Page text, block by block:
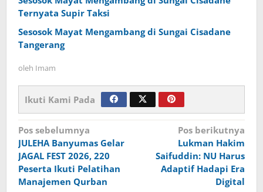
Ternyata Supir Taksi
Sesosok Mayat Mengambang di Sungai Cisadane
Tangerang
oleh Imam
Ikuti Kami Pada
Navigasi
pos
Pos sebelumnya
JULEHA Banyumas Gelar
JAGAL FEST 2026, 220
Peserta Ikuti Pelatihan
Manajemen Qurban
Pos berikutnya
Lukman Hakim
Saifuddin: NU Harus
Adaptif Hadapi Era
Digital